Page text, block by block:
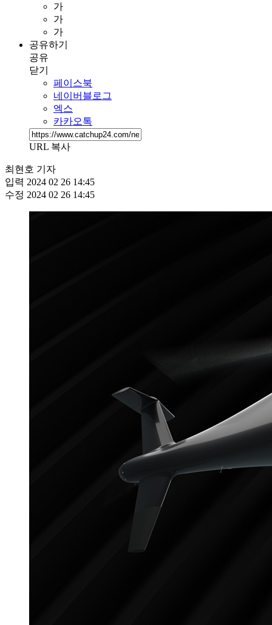
가
가
가
공유하기
공유
닫기
페이스북
네이버블로그
엑스
카카오톡
URL 복사
최현호 기자
입력 2024 02 26 14:45
수정 2024 02 26 14:45